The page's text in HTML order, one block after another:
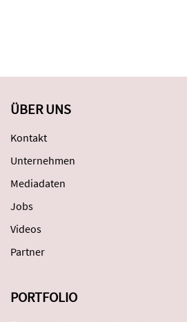
ÜBER UNS
Kontakt
Unternehmen
Mediadaten
Jobs
Videos
Partner
PORTFOLIO